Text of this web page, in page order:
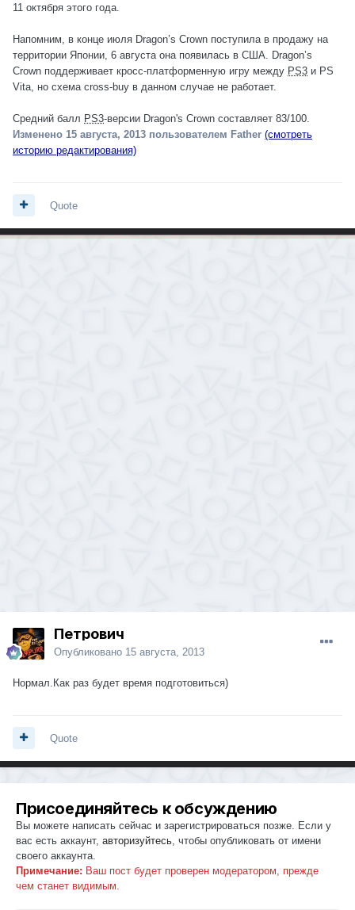
11 октября этого года.
Напомним, в конце июля Dragon’s Crown поступила в продажу на
территории Японии, 6 августа она появилась в США. Dragon’s
Crown поддерживает кросс-платформенную игру между PS3 и PS
Vita, но схема cross-buy в данном случае не работает.
Средний балл PS3-версии Dragon's Crown составляет 83/100.
Изменено 15 августа, 2013 пользователем Father (смотреть
историю редактирования)
Quote
Петрович
Опубликовано 15 августа, 2013
Нормал.Как раз будет время подготовиться)
Quote
Присоединяйтесь к обсуждению
Вы можете написать сейчас и зарегистрироваться позже. Если у
вас есть аккаунт, авторизуйтесь, чтобы опубликовать от имени
своего аккаунта.
Примечание: Ваш пост будет проверен модератором, прежде
чем станет видимым.